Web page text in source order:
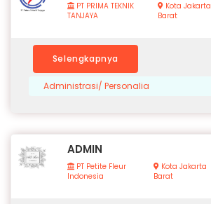
PT PRIMA TEKNIK
TANJAYA
Kota Jakarta
Barat
Selengkapnya
Administrasi/ Personalia
ADMIN
PT Petite Fleur
Indonesia
Kota Jakarta
Barat